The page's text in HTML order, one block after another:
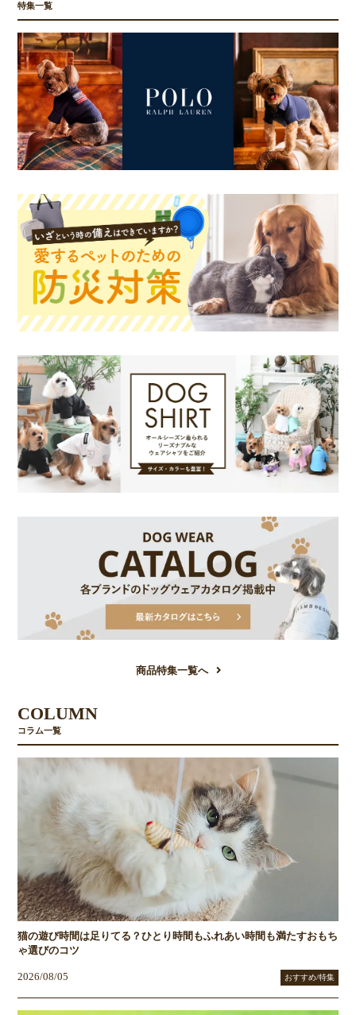
お買い物を続ける カートへ進む
特集一覧
商品特集一覧へ
COLUMN
コラム一覧
猫の遊び時間は足りてる？ひとり時間もふれあい時間も満たすおもち
ゃ選びのコツ
2026/08/05 おすすめ/特集